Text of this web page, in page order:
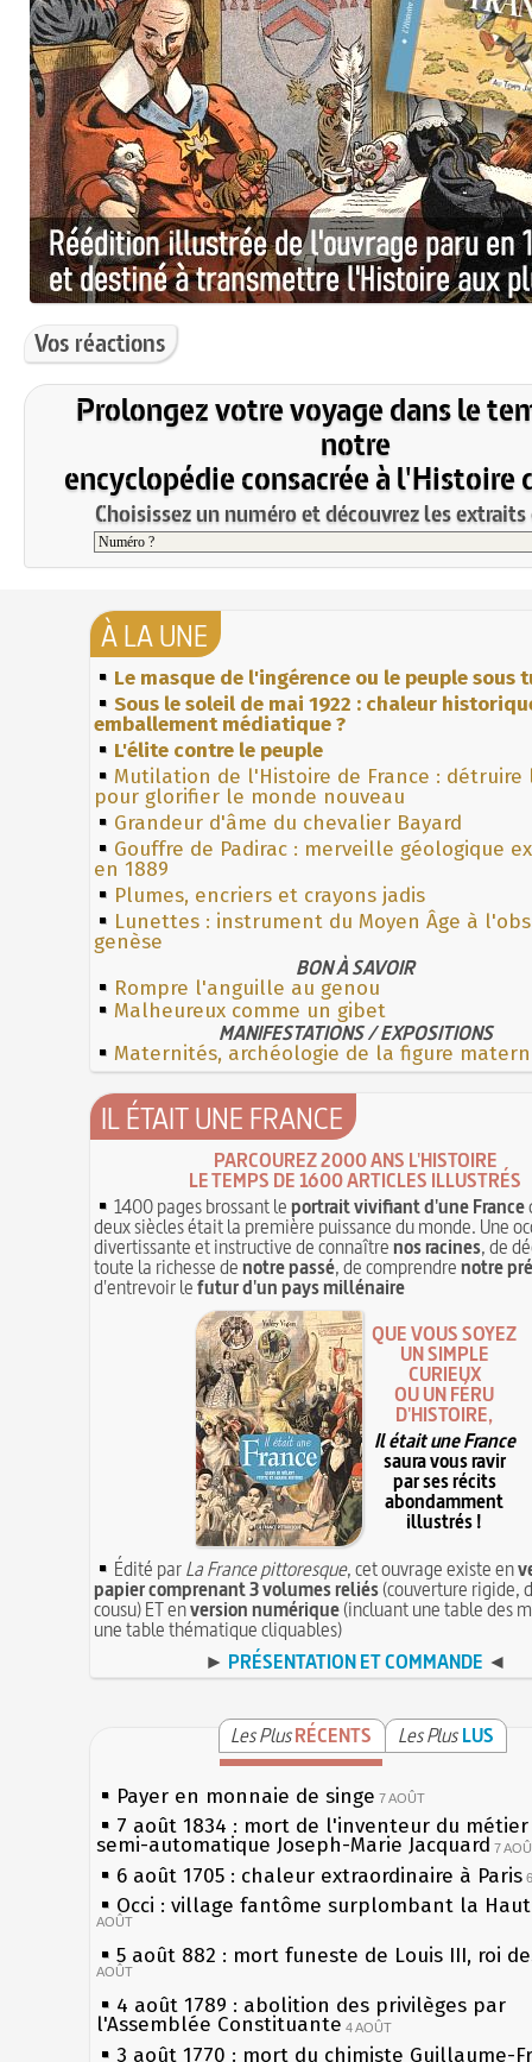
Vos réactions
Prolongez votre voyage dans le
notre
encyclopédie consacrée à l'Histoire
Choisissez un numéro et découvrez les
À LA UNE
Le masque de l'ingérence ou le peuple sous
Sous le soleil de mai 1922 : chaleur
emballement médiatique ?
L'élite contre le peuple
Mutilation de l'Histoire de France : détruire
pour glorifier le monde nouveau
Grandeur d'âme du chevalier Bayard
Gouffre de Padirac : merveille géologique
en 1889
Plumes, encriers et crayons jadis
Lunettes : instrument du Moyen Âge à
genèse
BON À SAVOIR
Rompre l'anguille au genou
Malheureux comme un gibet
MANIFESTATIONS / EXPOSITIONS
Maternités, archéologie de la figure
IL ÉTAIT UNE FRANCE
PARCOUREZ 2000 ANS L'HISTOIRE
LE TEMPS DE 1600 ARTICLES ILLUSTRÉS
1400 pages brossant leportrait vivifiant d'une France
deux siècles était la première puissance du monde. Une
divertissante et instructive de connaîtrenos racines, de
toute la richesse denotre passé, de comprendrenotre
d'entrevoir lefutur d'un pays millénaire
QUE VOUS SOYEZ
UN SIMPLE
CURIEUX
OU UN FÉRU
D'HISTOIRE,
Il était une France
saura vous ravir
par ses récits
abondamment
illustrés !
Édité parLa France pittoresque, cet ouvrage existe en
papier comprenant 3 volumes reliés(couverture rigide,
cousu) ET enversion numérique(incluant une table des
une table thématique cliquables)
► PRÉSENTATION ET COMMANDE ◄
Les PlusRÉCENTS Les Plus LUS
Payer en monnaie de singe 7 AOÛT
7 août 1834 : mort de l'inventeur du
semi-automatique Joseph-Marie Jacquard 7
6 août 1705 : chaleur extraordinaire à Paris
Occi : village fantôme surplombant la
AOÛT
5 août 882 : mort funeste de Louis III, roi
AOÛT
4 août 1789 : abolition des privilèges par
l'Assemblée Constituante 4 AOÛT
3 août 1770 : mort du chimiste Guillaume-